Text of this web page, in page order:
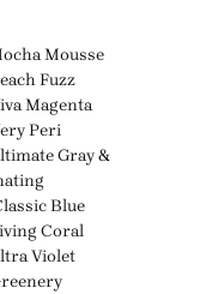
Mousse
Fuzz
Magenta
Peri
Gray &
Blue
Coral
Violet